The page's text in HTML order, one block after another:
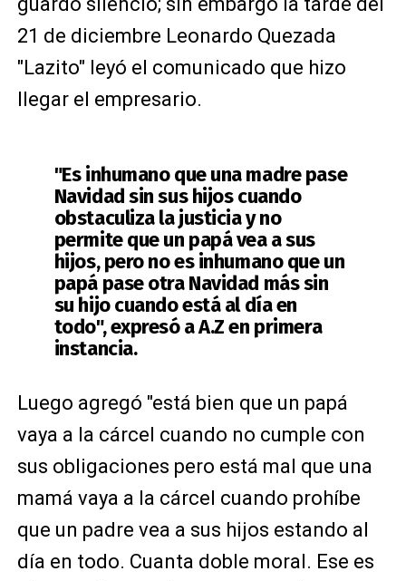
21 de diciembre Leonardo Quezada
"Lazito" leyó el comunicado que hizo
llegar el empresario.
"Es inhumano que una madre pase
Navidad sin sus hijos cuando
obstaculiza la justicia y no
permite que un papá vea a sus
hijos, pero no es inhumano que un
papá pase otra Navidad más sin
su hijo cuando está al día en
todo", expresó a A.Z en primera
instancia.
Luego agregó "está bien que un papá
vaya a la cárcel cuando no cumple con
sus obligaciones pero está mal que una
mamá vaya a la cárcel cuando prohíbe
que un padre vea a sus hijos estando al
día en todo. Cuanta doble moral. Ese es